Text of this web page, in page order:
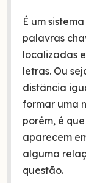
É um
palavras
localizadas
letras. Ou
distância
formar uma
porém, é
aparecem
alguma
questão.